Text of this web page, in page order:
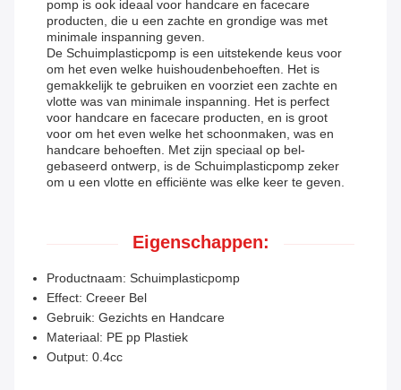
pomp is ook ideaal voor handcare en facecare
producten, die u een zachte en grondige was met
minimale inspanning geven.
De Schuimplasticpomp is een uitstekende keus voor
om het even welke huishoudenbehoeften. Het is
gemakkelijk te gebruiken en voorziet een zachte en
vlotte was van minimale inspanning. Het is perfect
voor handcare en facecare producten, en is groot
voor om het even welke het schoonmaken, was en
handcare behoeften. Met zijn speciaal op bel-
gebaseerd ontwerp, is de Schuimplasticpomp zeker
om u een vlotte en efficiënte was elke keer te geven.
Eigenschappen:
Productnaam: Schuimplasticpomp
Effect: Creeer Bel
Gebruik: Gezichts en Handcare
Materiaal: PE pp Plastiek
Output: 0.4cc